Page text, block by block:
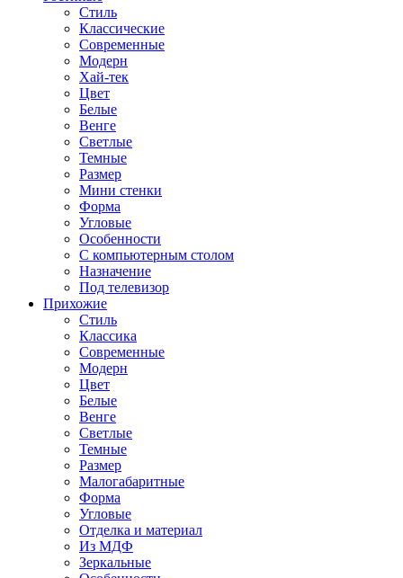
Стиль
Классические
Современные
Модерн
Хай-тек
Цвет
Белые
Венге
Светлые
Темные
Размер
Мини стенки
Форма
Угловые
Особенности
С компьютерным столом
Назначение
Под телевизор
Прихожие
Стиль
Классика
Современные
Модерн
Цвет
Белые
Венге
Светлые
Темные
Размер
Малогабаритные
Форма
Угловые
Отделка и материал
Из МДФ
Зеркальные